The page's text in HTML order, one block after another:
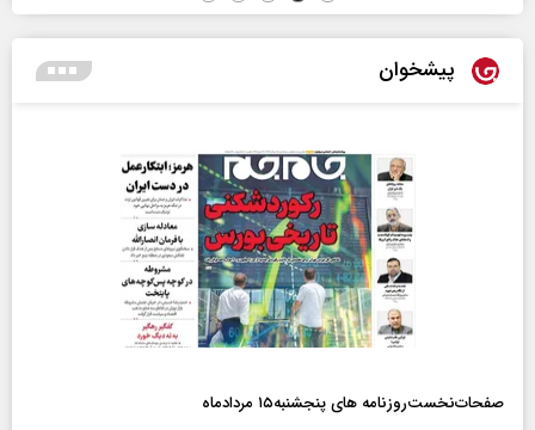
پیشخوان
صفحات‌نخست‌روزنامه ها‌ی پنجشنبه‌۱۵ مردادماه